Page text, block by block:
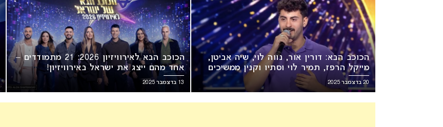
הכוכב הבא: דורין אור, נווה לוי, שיה אביטן,
מייקל הרפז, תמיר לוי וסתיו וקנין ממשיכים
לשלב הבא!
20 בדצמבר 2025
הכוכב הבא לאירוויזיון 2026: 21 מתמודדים –
אחד מהם ייצג את ישראל באירוויזיון!
13 בדצמבר 2025